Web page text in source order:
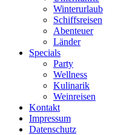
Winterurlaub
Schiffsreisen
Abenteuer
Länder
Specials
Party
Wellness
Kulinarik
Weinreisen
Kontakt
Impressum
Datenschutz